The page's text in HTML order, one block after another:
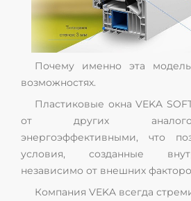
Почему именно эта
возможностях.
Пластиковые окна VEKA
от других
энергоэффективными, что
условия, созданные
независимо от внешних
Компания VEKA всегда